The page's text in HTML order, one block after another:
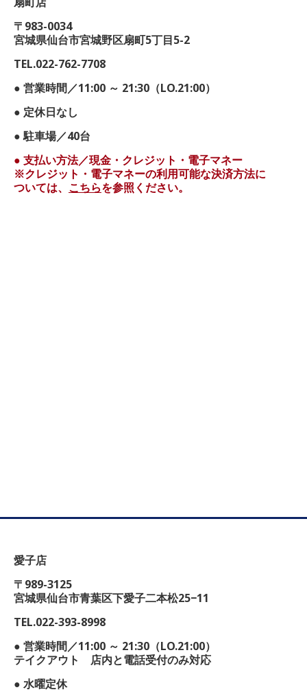
〒983-0034
宮城県仙台市宮城野区扇町5丁目5-2
TEL.022-762-7708
● 営業時間／11:00 ～ 21:30（LO.21:00）
● 定休日なし
● 駐車場／40台
● 支払い方法／現金・クレジット・電子マネー
※クレジット・電子マネーの利用可能な決済方法に
ついては、 こちらを参照ください。
愛子店
〒989-3125
宮城県仙台市青葉区下愛子二本松25−11
TEL.022-393-8998
● 営業時間／11:00 ～ 21:30（LO.21:00）
テイクアウト 店内と電話受付のみ対応
● 水曜定休